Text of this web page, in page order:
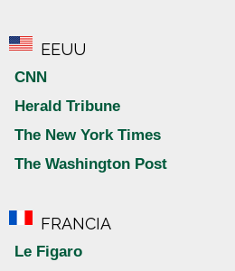
EEUU
CNN
Herald Tribune
The New York Times
The Washington Post
FRANCIA
Le Figaro